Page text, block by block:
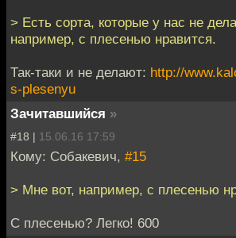
> Есть сорта, которые у нас не
например, с плесенью нравится.
Так-таки и не делают: http://
s-plesenyu
Зачитавшийся »
#18 | 15.06.16 17:59
Кому: Собакевич, #15
> Мне вот, например, с плесенью
С плесенью? Легко! 600